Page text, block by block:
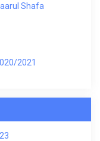
Shafa
2021